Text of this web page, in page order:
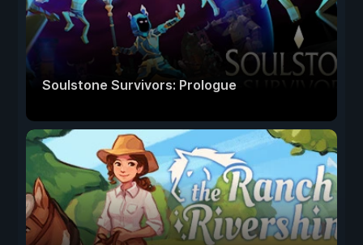
Soulstone Survivors: Prologue